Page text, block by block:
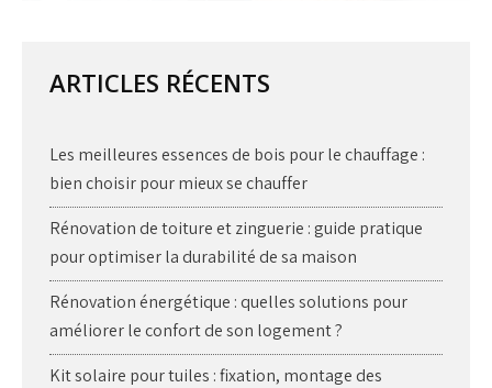
ARTICLES RÉCENTS
Les meilleures essences de bois pour le chauffage :
bien choisir pour mieux se chauffer
Rénovation de toiture et zinguerie : guide pratique
pour optimiser la durabilité de sa maison
Rénovation énergétique : quelles solutions pour
améliorer le confort de son logement ?
Kit solaire pour tuiles : fixation, montage des